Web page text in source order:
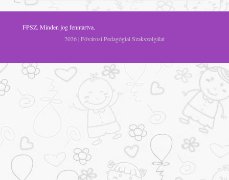
FPSZ. Minden jog fenntartva.
2026 | Fővárosi Pedagógiai Szakszolgálat